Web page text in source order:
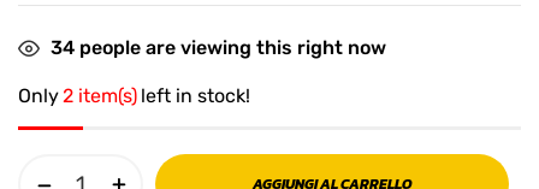
34 people are viewing this right now
Only2 item(s) left in stock!
AGGIUNGI AL CARRELLO